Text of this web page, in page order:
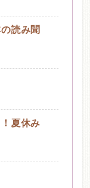
読み聞
夏休み